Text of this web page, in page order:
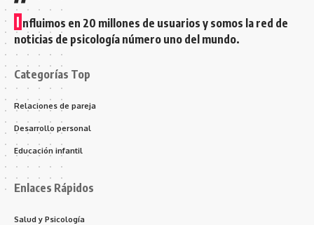
I nfluimos en 20 millones de usuarios y somos la red de
noticias de psicología número uno del mundo.
Categorías Top
Relaciones de pareja
Desarrollo personal
Educación infantil
Enlaces Rápidos
Salud y Psicología